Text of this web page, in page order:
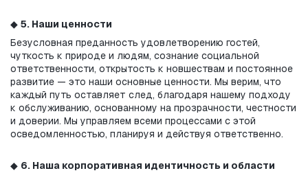
◆ 5. Наши ценности
Безусловная преданность удовлетворению гостей,
чуткость к природе и людям, сознание социальной
ответственности, открытость к новшествам и постоянное
развитие — это наши основные ценности. Мы верим, что
каждый путь оставляет след, благодаря нашему подходу
к обслуживанию, основанному на прозрачности, честности
и доверии. Мы управляем всеми процессами с этой
осведомленностью, планируя и действуя ответственно.
◆ 6. Наша корпоративная идентичность и области